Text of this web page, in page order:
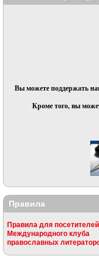
Вы можете поддержать
Кроме того, вы
Правила
Правила для
Международного клуба
православных